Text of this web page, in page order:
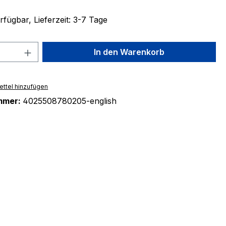
Lieferzeit: 3-7 Tage
Anzahl: Gib den gewünschten Wert
In den Warenkorb
hinzufügen
4025508780205-english